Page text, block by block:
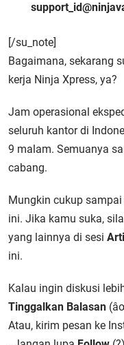
[/su_note]
Bagaimana, sekarang
kerja Ninja Xpress, ya?
Jam operasional
seluruh kantor di
9 malam. Semuanya
cabang.
Mungkin cukup
ini. Jika kamu suka,
yang lainnya di sesi
ini.
Kalau ingin diskusi
Tinggalkan Balasan
Atau, kirim pesan ke